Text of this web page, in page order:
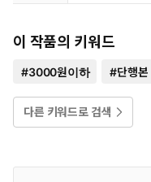
이 작품의 키워드
#3000원이하 #단행본
다른 키워드로 검색